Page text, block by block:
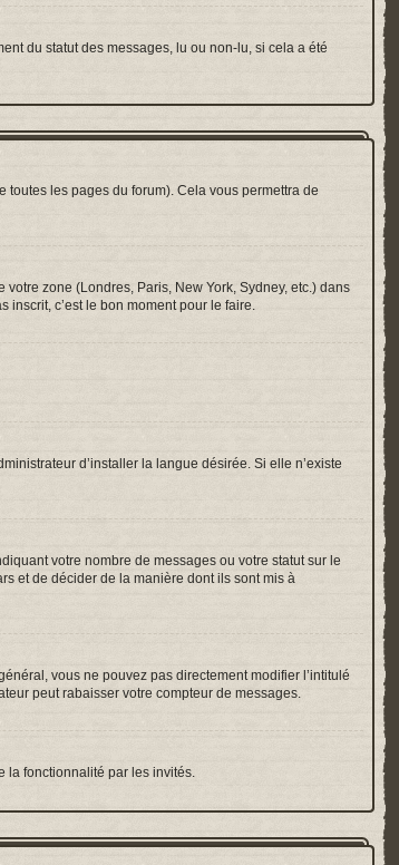
du statut des messages, lu ou non-lu, si cela a été
toutes les pages du forum). Cela vous permettra de
zone (Londres, Paris, New York, Sydney, etc.) dans
inscrit, c’est le bon moment pour le faire.
d’installer la langue désirée. Si elle n’existe
votre nombre de messages ou votre statut sur le
et de décider de la manière dont ils sont mis à
vous ne pouvez pas directement modifier l’intitulé
peut rabaisser votre compteur de messages.
la fonctionnalité par les invités.